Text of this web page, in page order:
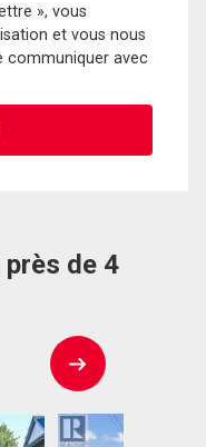
», vous
et vous nous
communiquer avec
de 4